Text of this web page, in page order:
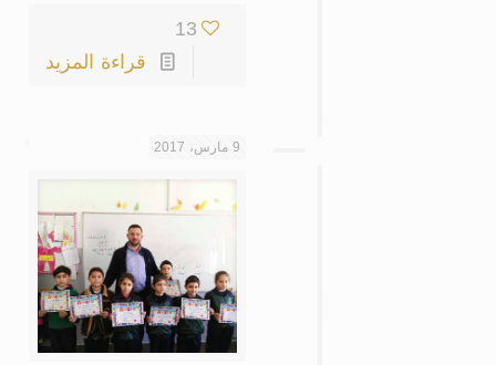
13
قراءة المزيد
9 مارس، 2017